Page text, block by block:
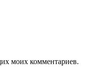
моих комментариев.